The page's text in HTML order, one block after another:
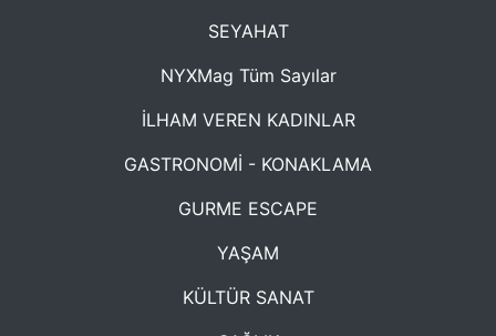
SEYAHAT
NYXMag Tüm Sayılar
İLHAM VEREN KADINLAR
GASTRONOMİ - KONAKLAMA
GURME ESCAPE
YAŞAM
KÜLTÜR SANAT